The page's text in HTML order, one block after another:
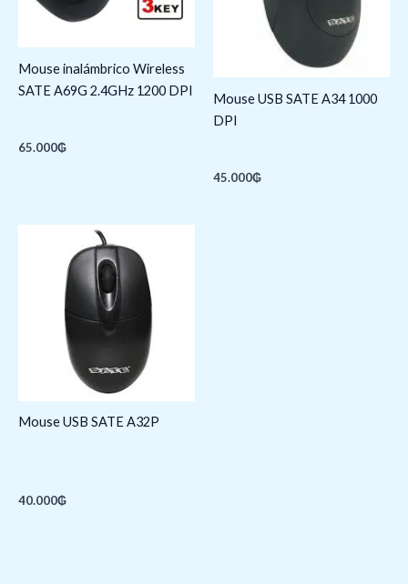
Mouse inalámbrico Wireless
SATE A69G 2.4GHz 1200 DPI
65.000₲
Mouse USB SATE A34 1000
DPI
45.000₲
Mouse USB SATE A32P
40.000₲